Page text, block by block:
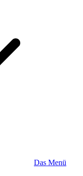
Das Menü